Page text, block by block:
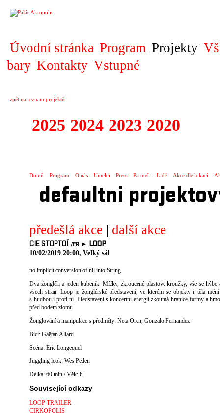
Úvodní stránka Program Projekty
bary Kontakty Vstupné
zpět na seznam projektů
2025 2024 2023 2020
Domů Program O nás Umělci Press Partneři Lidé Akce dle lokací
defaultni
předešlá akce | další akce
CIE STOPTOÏ /FR ► LOOP
10/02/2019 20:00, Velký sál
no implicit conversion of nil into String
Dva žongléři a jeden bubeník. Míčky, zkroucené plastové kroužky, vše se hýbe
všech stran. Loop je žonglérské představení, ve kterém se objekty i těla
s hudbou i proti ní. Představení s koncertní energií zkoumá hranice formy a
před bodem zlomu.
Žonglování a manipulace s předměty: Neta Oren, Gonzalo Fernandez
Bicí: Gaëtan Allard
Scéna: Éric Longequel
Juggling look: Wes Peden
Délka: 60 min / Věk: 6+
Související odkazy
LOOP TRAILER
CIRKOPOLIS